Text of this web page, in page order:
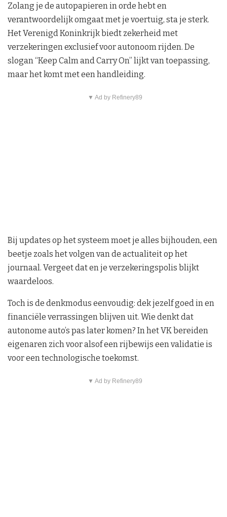
Zolang je de autopapieren in orde hebt en
verantwoordelijk omgaat met je voertuig, sta je sterk.
Het Verenigd Koninkrijk biedt zekerheid met
verzekeringen exclusief voor autonoom rijden. De
slogan “Keep Calm and Carry On” lijkt van toepassing,
maar het komt met een handleiding.
▼ Ad by Refinery89
Bij updates op het systeem moet je alles bijhouden, een
beetje zoals het volgen van de actualiteit op het
journaal. Vergeet dat en je verzekeringspolis blijkt
waardeloos.
Toch is de denkmodus eenvoudig: dek jezelf goed in en
financiële verrassingen blijven uit. Wie denkt dat
autonome auto’s pas later komen? In het VK bereiden
eigenaren zich voor alsof een rijbewijs een validatie is
voor een technologische toekomst.
▼ Ad by Refinery89